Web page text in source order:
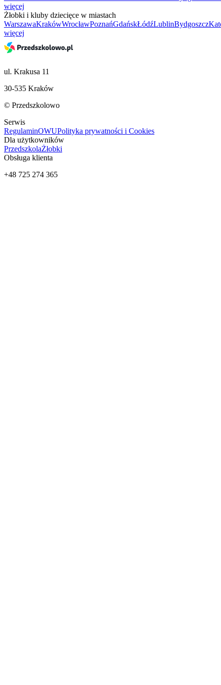
więcej
Żłobki i kluby dziecięce w miastach
WarszawaKrakówWrocławPoznańGdańskŁódźLublinBydgoszcz
więcej
ul. Krakusa 11
30-535 Kraków
© Przedszkolowo
Serwis
RegulaminOWUPolityka prywatności i Cookies
Dla użytkowników
PrzedszkolaŻłobki
Obsługa klienta
+48 725 274 365